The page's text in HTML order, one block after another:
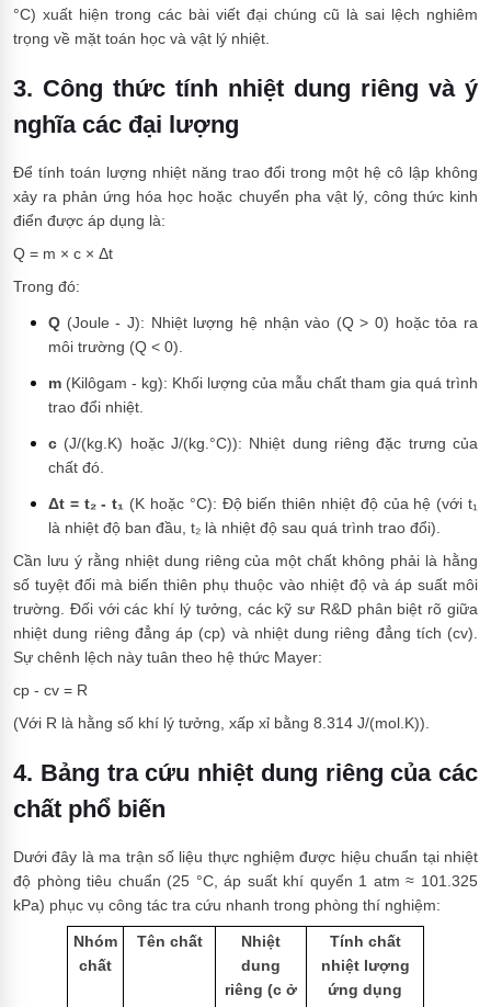
°C) xuất hiện trong các bài viết đại chúng cũ là sai lệch nghiêm
trọng về mặt toán học và vật lý nhiệt.
3. Công thức tính nhiệt dung riêng và ý
nghĩa các đại lượng
Để tính toán lượng nhiệt năng trao đổi trong một hệ cô lập không
xảy ra phản ứng hóa học hoặc chuyển pha vật lý, công thức kinh
điển được áp dụng là:
Q = m × c × Δt
Trong đó:
Q (Joule - J): Nhiệt lượng hệ nhận vào (Q > 0) hoặc tỏa ra
môi trường (Q < 0).
m (Kilôgam - kg): Khối lượng của mẫu chất tham gia quá trình
trao đổi nhiệt.
c (J/(kg.K) hoặc J/(kg.°C)): Nhiệt dung riêng đặc trưng của
chất đó.
Δt = t₂ - t₁ (K hoặc °C): Độ biến thiên nhiệt độ của hệ (với t₁
là nhiệt độ ban đầu, t₂ là nhiệt độ sau quá trình trao đổi).
Cần lưu ý rằng nhiệt dung riêng của một chất không phải là hằng
số tuyệt đối mà biến thiên phụ thuộc vào nhiệt độ và áp suất môi
trường. Đối với các khí lý tưởng, các kỹ sư R&D phân biệt rõ giữa
nhiệt dung riêng đẳng áp (cp) và nhiệt dung riêng đẳng tích (cv).
Sự chênh lệch này tuân theo hệ thức Mayer:
cp - cv = R
(Với R là hằng số khí lý tưởng, xấp xỉ bằng 8.314 J/(mol.K)).
4. Bảng tra cứu nhiệt dung riêng của các
chất phổ biến
Dưới đây là ma trận số liệu thực nghiệm được hiệu chuẩn tại nhiệt
độ phòng tiêu chuẩn (25 °C, áp suất khí quyển 1 atm ≈ 101.325
kPa) phục vụ công tác tra cứu nhanh trong phòng thí nghiệm:
Nhóm
chất
Tên chất
Nhiệt
dung
riêng (c ở
Tính chất
nhiệt lượng
ứng dụng